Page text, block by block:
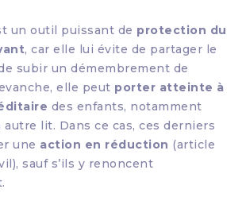
un outil puissant de protection du
, car elle lui évite de partager le
subir un démembrement de
elle peut porter atteinte à
des enfants, notamment
autre lit. Dans ce cas, ces derniers
une action en réduction (article
sauf s’ils y renoncent